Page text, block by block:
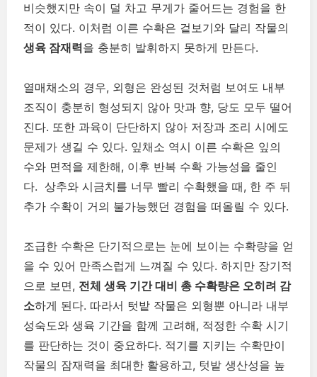
비슷했지만 속이 덜 차고 무게가 줄어드는 경험을 한
적이 있다. 이처럼 이른 수확은 겉보기와 달리 작물의
생육 잠재력을 충분히 발휘하지 못하게 만든다.
열매채소의 경우, 외형은 완성된 것처럼 보여도 내부
조직이 충분히 형성되지 않아 맛과 향, 당도 모두 떨어
진다. 또한 과육이 단단하지 않아 저장과 조리 시에도
문제가 생길 수 있다. 잎채소 역시 이른 수확은 잎의
수와 면적을 제한해, 이후 반복 수확 가능성을 줄인
다. 상추와 시금치를 너무 빨리 수확했을 때, 한 주 뒤
추가 수확이 거의 불가능했던 경험을 떠올릴 수 있다.
조급한 수확은 단기적으로는 눈에 보이는 수확량을 얻
을 수 있어 만족스럽게 느껴질 수 있다. 하지만 장기적
으로 보면, 전체 생육 기간 대비 총 수확량은 오히려 감
소하게 된다. 따라서 텃밭 작물은 외형뿐 아니라 내부
성숙도와 생육 기간을 함께 고려해, 적정한 수확 시기
를 판단하는 것이 중요하다. 적기를 지키는 수확만이
작물의 잠재력을 최대한 활용하고, 텃밭 생산성을 높